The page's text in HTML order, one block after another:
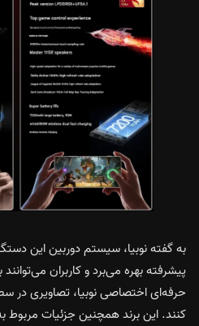
به گفته نوبیا، سیستم دوربین این
پیشرفته بهره می‌برد و کاربران می‌توانند
حرفه‌ای اختصاصی نوبیا، تصاویری در
کنند. این برند همچنین جزئیات مربوط